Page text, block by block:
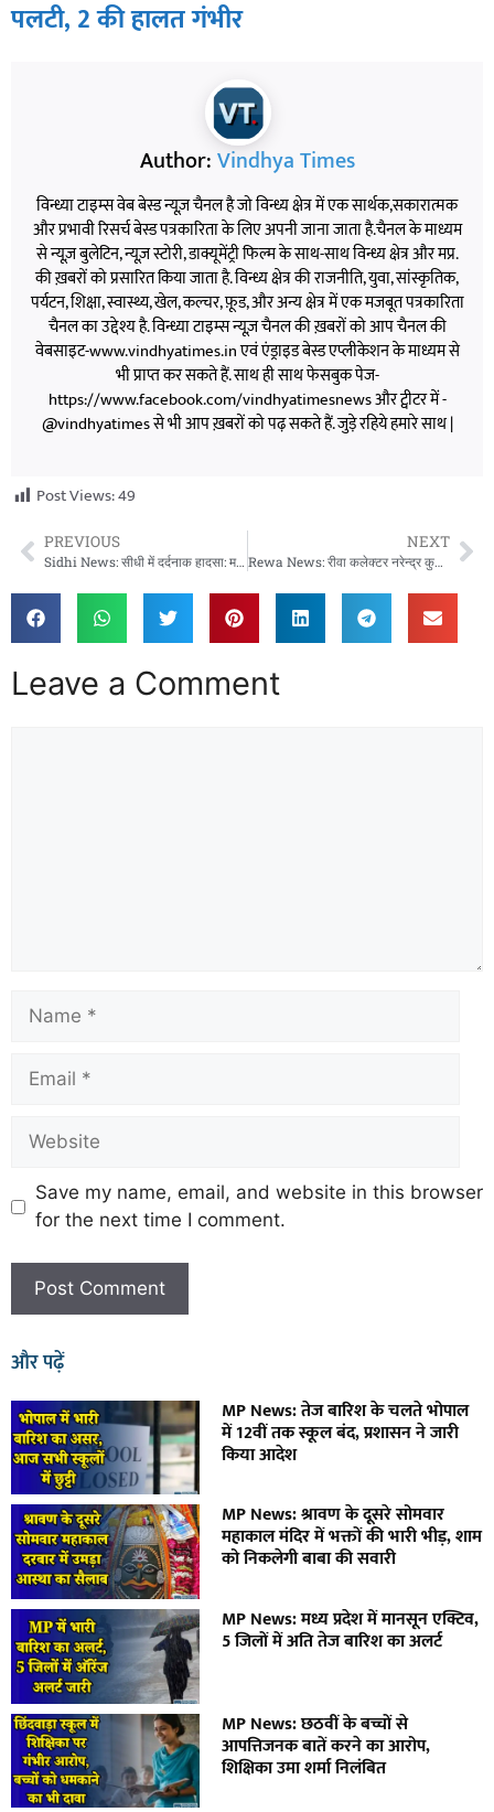
पलटी, 2 की हालत गंभीर
Author:Vindhya Times
विन्ध्या टाइम्स वेब बेस्ड न्यूज़ चैनल है जो विन्ध्य क्षेत्र में एक सार्थक,सकारात्मक
और प्रभावी रिसर्च बेस्ड पत्रकारिता के लिए अपनी जाना जाता है.चैनल के माध्यम
से न्यूज़ बुलेटिन, न्यूज़ स्टोरी, डाक्यूमेंट्री फिल्म के साथ-साथ विन्ध्य क्षेत्र और मप्र.
की ख़बरों को प्रसारित किया जाता है. विन्ध्य क्षेत्र की राजनीति, युवा, सांस्कृतिक,
पर्यटन, शिक्षा, स्वास्थ्य, खेल, कल्चर, फ़ूड, और अन्य क्षेत्र में एक मजबूत पत्रकारिता
चैनल का उद्देश्य है. विन्ध्या टाइम्स न्यूज़ चैनल की ख़बरों को आप चैनल की
वेबसाइट-www.vindhyatimes.in एवं एंड्राइड बेस्ड एप्लीकेशन के माध्यम से
भी प्राप्त कर सकते हैं. साथ ही साथ फेसबुक पेज-
https://www.facebook.com/vindhyatimesnews और ट्वीटर में -
@vindhyatimes से भी आप ख़बरों को पढ़ सकते हैं. जुड़े रहिये हमारे साथ |
Post Views:49
PREVIOUS
Sidhi News: सीधी में दर्दनाक हादसा: मजदूरों से भरी ट्रैक्टर-ट्रॉली बेकाबू होकर पलटी, 2 की हालत गंभीर
NEXT
Rewa News: रीवा कलेक्टर नरेन्द्र कुमार सूर्यवंशी की सेहत पर संकट, इलाज के चलते छुट्टी बढ़ी, जनता की उम्मीदों पर सवाल
Leave a Comment
Save my name, email, and website in this browser
for the next time I comment.
और पढ़ें
MP News: तेज बारिश के चलते भोपाल
में 12वीं तक स्कूल बंद, प्रशासन ने जारी
किया आदेश
MP News: श्रावण के दूसरे सोमवार
महाकाल मंदिर में भक्तों की भारी भीड़, शाम
को निकलेगी बाबा की सवारी
MP News: मध्य प्रदेश में मानसून एक्टिव,
5 जिलों में अति तेज बारिश का अलर्ट
MP News: छठवीं के बच्चों से
आपत्तिजनक बातें करने का आरोप,
शिक्षिका उमा शर्मा निलंबित